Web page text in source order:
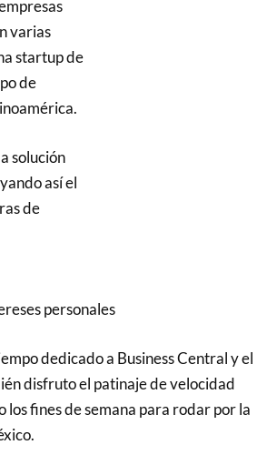
varias
startup de
de
solución
así el
de
personales
dedicado a Business Central y el
disfruto el patinaje de velocidad
los fines de semana para rodar por la